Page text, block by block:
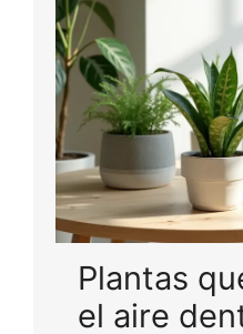
Plantas
el aire